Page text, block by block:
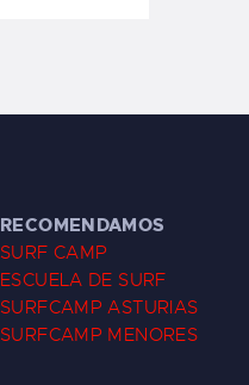
RECOMENDAMOS
SURF CAMP
ESCUELA DE SURF
SURFCAMP ASTURIAS
SURFCAMP MENORES